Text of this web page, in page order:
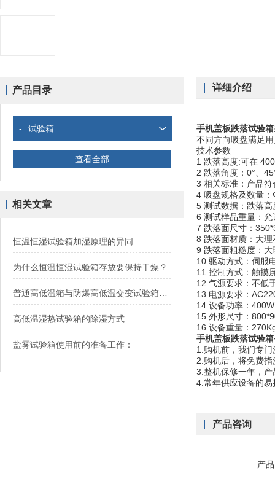
产品目录
- 试验箱
查看全部
相关文章
恒温恒湿试验箱加湿原理的异同
为什么恒温恒湿试验箱存放要保持干燥？
高低温湿热试验箱的除湿方式
盐雾试验箱使用前的准备工作：
详细介绍
手机盖板跌落试验箱
不同方向吸盘满足
技术参数
1 跌落高度:可在
2 跌落角度：0°、
3 相关标准：产品
4 吸盘规格及数量
5 测试数据：跌落
6 测试样品重量：允
7 跌落面尺寸：
8 跌落面材质：大
9 跌落面粗糙度：
10 驱动方式：伺服
11 控制方式：触摸
12 气源要求：不低
13 电源要求：
14 设备功率：400W
15 外形尺寸：
16 设备重量：
手机盖板跌落试验箱
1.购机前，我们专
2.购机后，将免费
3.整机保修一年，产
4.常年供应设备的
产品咨询
产